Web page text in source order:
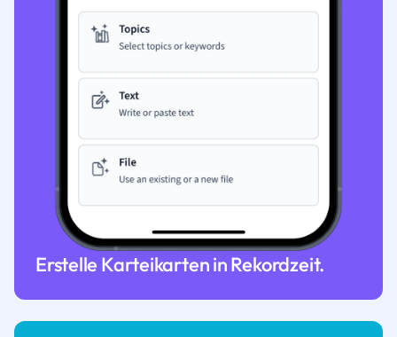
Erstelle Karteikarten in Rekordzeit.